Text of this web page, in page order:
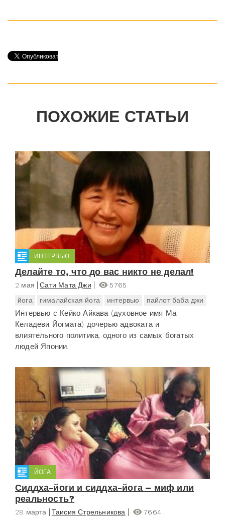
ПОХОЖИЕ СТАТЬИ
ИНТЕРВЬЮ
Делайте то, что до вас никто не делал!
2 мая Сати Мата Джи
5765
йога
гималайская йога интервью пайлот баба джи
Интервью с Кейко Айкава (духовное имя Ма
Келадеви Йогмата) дочерью адвоката и
влиятельного политика, одного из самых богатых
людей Японии.
ЙОГА
Сиддха-йоги и сиддха-йога – миф или
реальность?
28 марта Таисия Стрельникова
7664